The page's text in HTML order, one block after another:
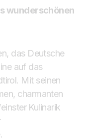
wunderschönen
das Deutsche
auf das
Mit seinen
charmanten
Kulinarik